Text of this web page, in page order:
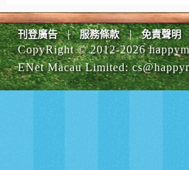
刊登廣告 | 服務條款 | 免責聲明
CopyRight © 2012-2026
ENet Macau Limited: